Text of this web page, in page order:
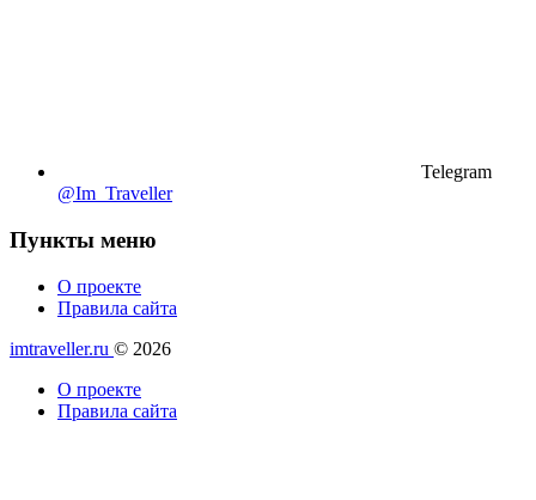
Telegram
@Im_Traveller
Пункты меню
О проекте
Правила сайта
imtraveller.ru © 2026
О проекте
Правила сайта